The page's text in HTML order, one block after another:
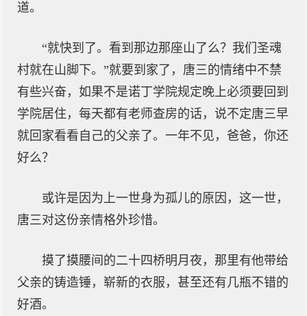
道。
“就快到了。看到那边那座山了么？我们圣魂
村就在山脚下。”就要到家了，唐三的情绪中不禁
有些兴奋，如果不是诺丁学院规定晚上必须要回到
学院居住，每天都有老师查房的话，说不定唐三早
就回家看看自己的父亲了。一年不见，爸爸，你还
好么？
或许是因为上一世身为孤儿的原因，这一世，
唐三对这份亲情格外珍惜。
摸了摸腰间的二十四桥明月夜，那里有他带给
父亲的铸造锤，崭新的衣服，甚至还有几瓶不错的
好酒。